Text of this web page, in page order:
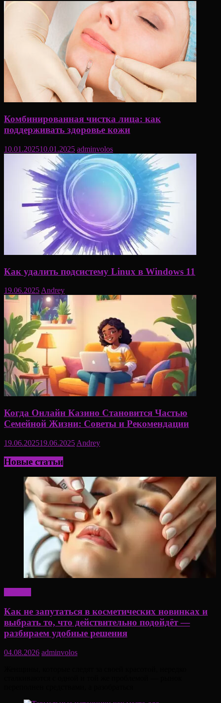
Комбинированная чистка лица: как
поддерживать здоровье кожи
10.01.202510.01.2025 adminvolos
Как удалить подсистему Linux в Windows 11
19.06.2025 Andrey
Когда Онлайн Казино Становится Частью
Семейной Жизни: Советы и Рекомендации
19.06.202519.06.2025 Andrey
Новые статьи
Как не запутаться в косметических новинках и
выбрать то, что действительно подойдёт —
разбираем удобные решения
04.08.2026 adminvolos